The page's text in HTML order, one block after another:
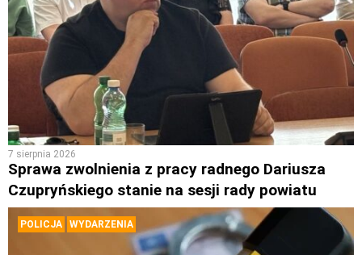
7 sierpnia 2026
Sprawa zwolnienia z pracy radnego Dariusza
Czupryńskiego stanie na sesji rady powiatu
POLICJA WYDARZENIA